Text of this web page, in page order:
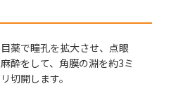
目薬で瞳孔を拡大させ、点眼
麻酔をして、角膜の淵を約3ミ
リ切開します。